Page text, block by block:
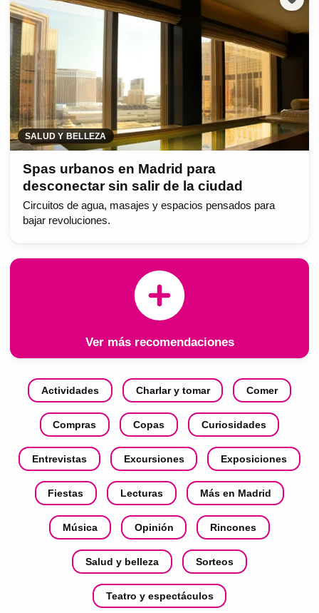
SALUD Y BELLEZA
Spas urbanos en Madrid para
desconectar sin salir de la ciudad
Circuitos de agua, masajes y espacios pensados para
bajar revoluciones.
Ver más recomendaciones
Actividades Charlar y tomar Comer
Compras Copas Curiosidades
Entrevistas Excursiones Exposiciones
Fiestas Lecturas Más en Madrid
Música Opinión Rincones
Salud y belleza Sorteos
Teatro y espectáculos